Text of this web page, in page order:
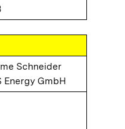
Schneider
Energy GmbH